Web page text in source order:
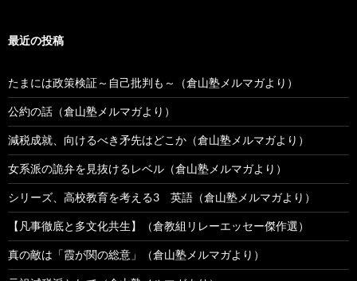
最近の投稿
たまには政策検証～自己批判も～（倉山塾メルマガより）
公約の話（倉山塾メルマガより）
減税成就、向けるべき矛先はどこか（倉山塾メルマガより）
女系派の詭弁を見抜けるレベル（倉山塾メルマガより）
シリーズ、高校教育を考える3 英語（倉山塾メルマガより）
【凡事徹底と多文化共生】（倉教組リレーエッセー傑作選）
真の敵は「霞が関の総意」（倉山塾メルマガより）